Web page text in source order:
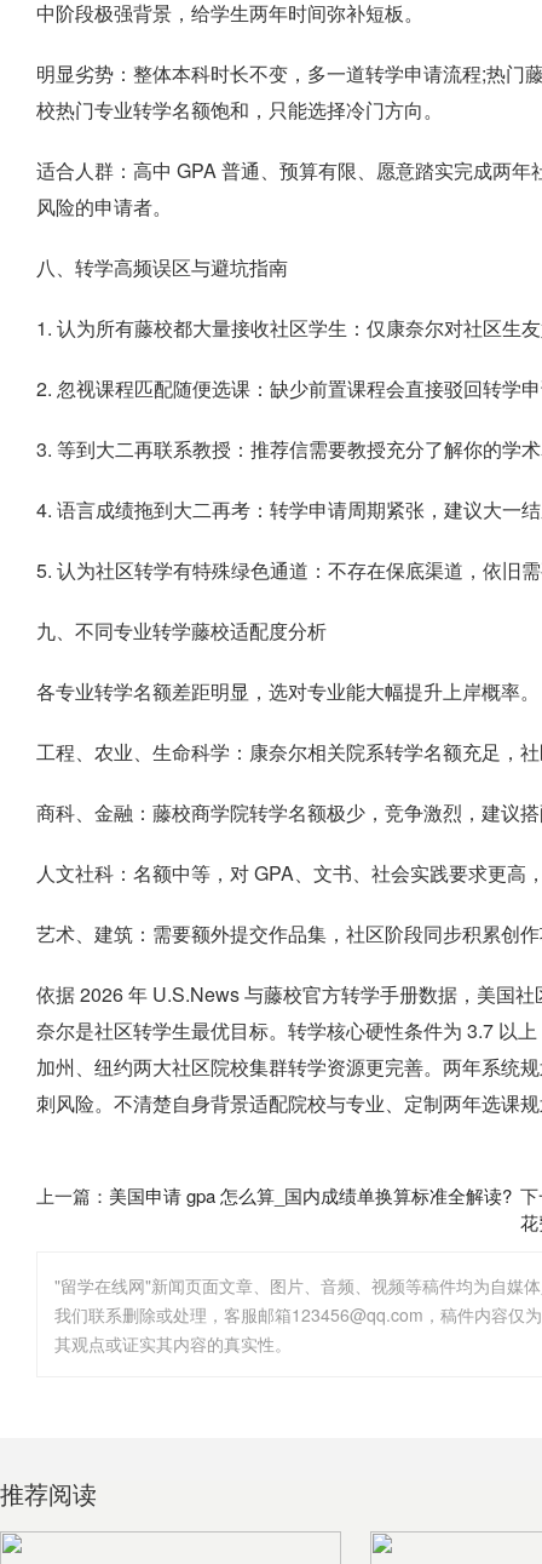
中阶段极强背景，给学生两年时间弥补短板。
明显劣势：整体本科时长不变，多一道转学申请流程;热
校热门专业转学名额饱和，只能选择冷门方向。
适合人群：高中 GPA 普通、预算有限、愿意踏实完成两
风险的申请者。
八、转学高频误区与避坑指南
1. 认为所有藤校都大量接收社区学生：仅康奈尔对社区生
2. 忽视课程匹配随便选课：缺少前置课程会直接驳回转学
3. 等到大二再联系教授：推荐信需要教授充分了解你的学
4. 语言成绩拖到大二再考：转学申请周期紧张，建议大一
5. 认为社区转学有特殊绿色通道：不存在保底渠道，依旧
九、不同专业转学藤校适配度分析
各专业转学名额差距明显，选对专业能大幅提升上岸概率。
工程、农业、生命科学：康奈尔相关院系转学名额充足，
商科、金融：藤校商学院转学名额极少，竞争激烈，建议
人文社科：名额中等，对 GPA、文书、社会实践要求更高
艺术、建筑：需要额外提交作品集，社区阶段同步积累创
依据 2026 年 U.S.News 与藤校官方转学手册数据，美国
奈尔是社区转学生最优目标。转学核心硬性条件为 3.7 以
加州、纽约两大社区院校集群转学资源更完善。两年系统
刺风险。不清楚自身背景适配院校与专业、定制两年选课
上一篇： 美国申请 gpa 怎么算_国内成绩单换算标准全解读?
"留学在线网"新闻页面文章、图片、音频、视频等稿件均为自媒
其观点或证实其内容的真实性。
推荐阅读